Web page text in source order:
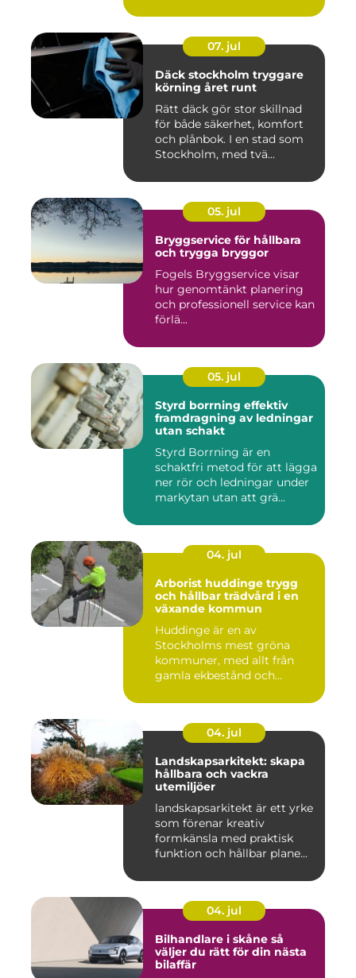
07. jul
Däck stockholm tryggare
körning året runt
Rätt däck gör stor skillnad
för både säkerhet, komfort
och plånbok. I en stad som
Stockholm, med tvä...
05. jul
Bryggservice för hållbara
och trygga bryggor
Fogels Bryggservice visar
hur genomtänkt planering
och professionell service kan
förlä...
05. jul
Styrd borrning effektiv
framdragning av ledningar
utan schakt
Styrd Borrning är en
schaktfri metod för att lägga
ner rör och ledningar under
markytan utan att grä...
04. jul
Arborist huddinge trygg
och hållbar trädvård i en
växande kommun
Huddinge är en av
Stockholms mest gröna
kommuner, med allt från
gamla ekbestånd och
04. jul
Landskapsarkitekt: skapa
hållbara och vackra
utemiljöer
landskapsarkitekt är ett yrke
som förenar kreativ
formkänsla med praktisk
funktion och hållbar plane...
04. jul
Bilhandlare i skåne så
väljer du rätt för din nästa
bilaffär